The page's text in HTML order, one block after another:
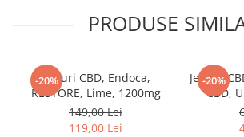
PRODUSE
-20%
Jeleuri CBD, Endoca,
RESTORE, Lime, 1200mg
149,00 Lei
119,00 Lei
-20%
Jeleuri
CBD,